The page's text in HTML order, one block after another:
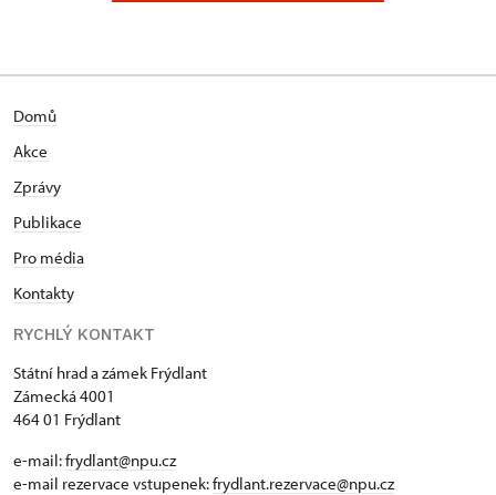
Domů
Akce
Zprávy
Publikace
Pro média
Kontakty
RYCHLÝ KONTAKT
Státní hrad a zámek Frýdlant
Zámecká 4001
464 01 Frýdlant
e-mail:frydlant@npu.cz
e-mail rezervace vstupenek:frydlant.rezervace@npu.cz